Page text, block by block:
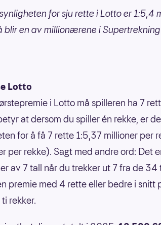
for sju rette i Lotto er 1:5,4
blir en av millionærene i
Lotto
i Lotto må spilleren ha 7
at dersom du spiller én rekke, er
for å få 7 rette 1:5,37 millioner per
per rekke). Sagt med andre ord: Det
av 7 tall når du trekker ut 7 fra de
premie med 4 rette eller bedre i snitt
rekker.